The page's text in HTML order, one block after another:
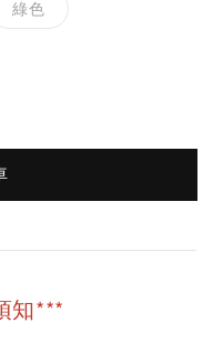
綠色
知***